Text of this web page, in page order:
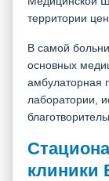
территории
В самой
основных
амбулаторная
лаборатории,
клиники